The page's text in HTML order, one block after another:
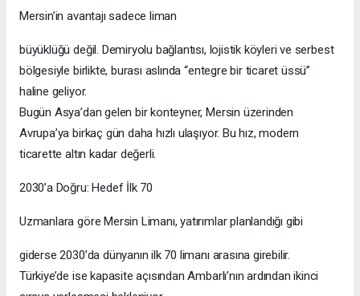
ortasında İstanbul kadar güçlü bir lojistik merkez doğuyor.
Akdeniz’in Yeni Lojistik Oyuncusu
Akdeniz havzasında rekabet sert. Yunanistan’ın Pire Limanı,
Mısır’ın Port Said’i ve İtalya’nın Gioia Tauro’su yıllardır bu yarışta
ön sırada.
Fakat Mersin, Türkiye’nin coğrafi avantajını ve ihracat
hazırlanıyor.
Mersin’in avantajı sadece liman
büyüklüğü değil. Demiryolu bağlantısı, lojistik köyleri ve serbest
bölgesiyle birlikte, burası aslında “entegre bir ticaret üssü”